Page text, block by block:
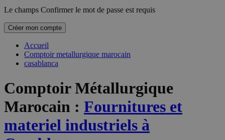
Le champs Confirmer le mot de passe est requis
Créer mon compte
Accueil
Comptoir metallurgique marocain
casablanca
Comptoir Métallurgique
Marocain : Fournitures et
materiel industriels à